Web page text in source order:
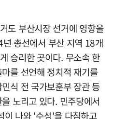
도 부산시장 선거에 영향을
총선에서 부산 지역 18개
승리한 곳이다. 무소속 한
를 선언해 정치적 재기를
식 전 국가보훈부 장관 등
노리고 있다. 민주당에서
이 나와 '수성'을 다짐하고